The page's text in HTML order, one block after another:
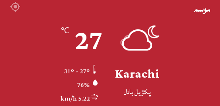
موسم
Karachi
پکڙيل بادل
27
℃
76%
5.22 km/h